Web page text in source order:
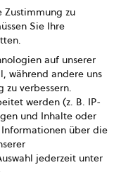
Zustimmung zu
Sie Ihre
auf unserer
während andere uns
zu verbessern.
werden (z. B. IP-
und Inhalte oder
über die
jederzeit unter